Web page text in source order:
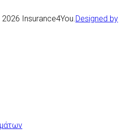
2026 Insurance4You.Designed by